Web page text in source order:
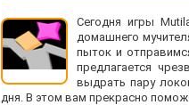
Сегодня игры
домашнего
пыток и
предлагается
выдрать пару
дня. В этом вам прекрасно